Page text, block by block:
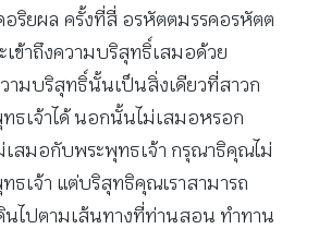
อริยผล ครั้งที่สี่ อรหัตตมรรคอรหัตต
ข้าถึงความบริสุทธิ์เสมอด้วย
ามบริสุทธิ์นั้นเป็นสิ่งเดียวที่สาวก
ธเจ้าได้ นอกนั้นไม่เสมอหรอก
มอกับพระพุทธเจ้า กรุณาธิคุณไม่
ธเจ้า แต่บริสุทธิคุณเราสามารถ
นไปตามเส้นทางที่ท่านสอน ทำทาน